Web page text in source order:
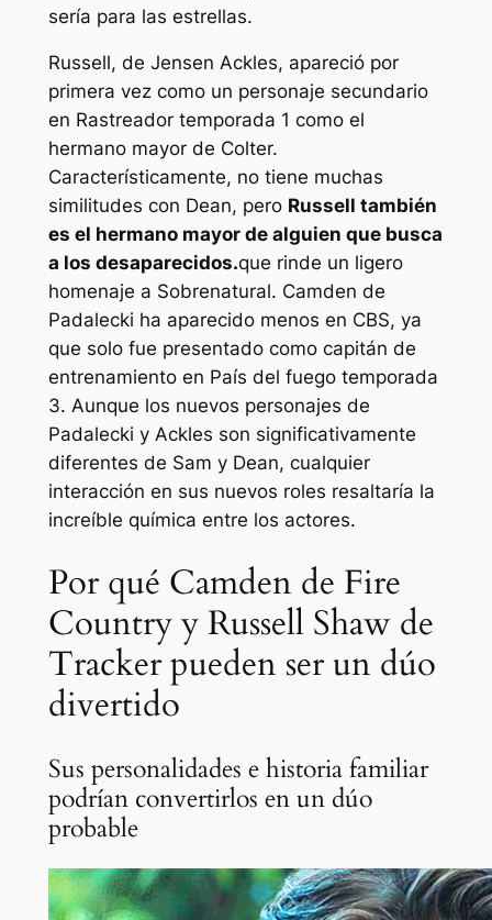
sería para las estrellas.
Russell, de Jensen Ackles, apareció por
primera vez como un personaje secundario
en Rastreadortemporada 1 como el
hermano mayor de Colter.
Característicamente, no tiene muchas
similitudes con Dean, pero Russell también
es el hermano mayor de alguien que busca
a los desaparecidos.que rinde un ligero
homenaje a Sobrenatural. Camden de
Padalecki ha aparecido menos en CBS, ya
que solo fue presentado como capitán de
entrenamiento en País del fuegotemporada
3. Aunque los nuevos personajes de
Padalecki y Ackles son significativamente
diferentes de Sam y Dean, cualquier
interacción en sus nuevos roles resaltaría la
increíble química entre los actores.
Por qué Camden de Fire
Country y Russell Shaw de
Tracker pueden ser un dúo
divertido
Sus personalidades e historia familiar
podrían convertirlos en un dúo
probable